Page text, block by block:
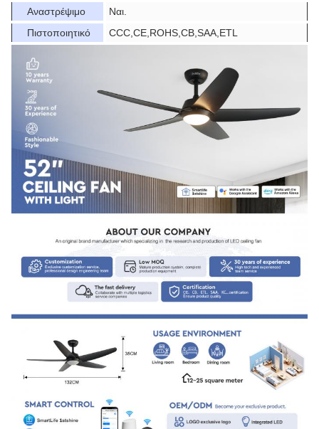
Αναστρέψιμο
Ναι.
Πιστοποιητικό
CCC,CE,ROHS,CB,SAA,ETL